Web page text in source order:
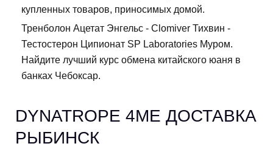
купленных товаров, приносимых домой.
Тренболон Ацетат Энгельс - Clomiver Тихвин -
Тестостерон Ципионат SP Laboratories Муром.
Найдите лучший курс обмена китайского юаня в
банках Чебоксар.
DYNATROPE 4ME ДОСТАВКА
РЫБИНСК